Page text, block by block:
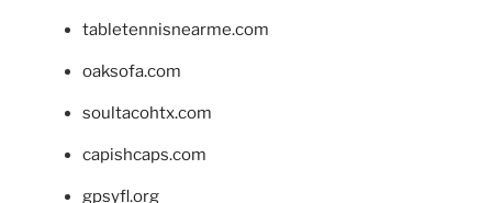
tabletennisnearme.com
oaksofa.com
soultacohtx.com
capishcaps.com
gpsyfl.org